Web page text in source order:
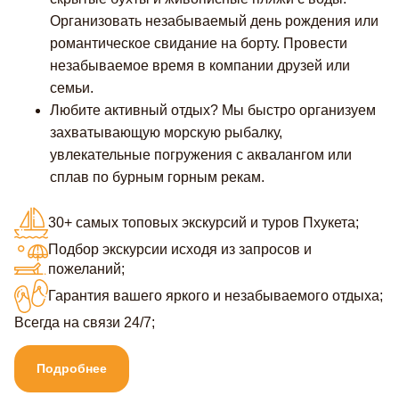
Организовать незабываемый день рождения или
романтическое свидание на борту. Провести
незабываемое время в компании друзей или
семьи.
Любите активный отдых? Мы быстро организуем
захватывающую морскую рыбалку,
увлекательные погружения с аквалангом или
сплав по бурным горным рекам.
30+ самых топовых экскурсий и туров Пхукета;
Подбор экскурсии исходя из запросов и
пожеланий;
Гарантия вашего яркого и незабываемого отдыха;
Всегда на связи 24/7;
Подробнее